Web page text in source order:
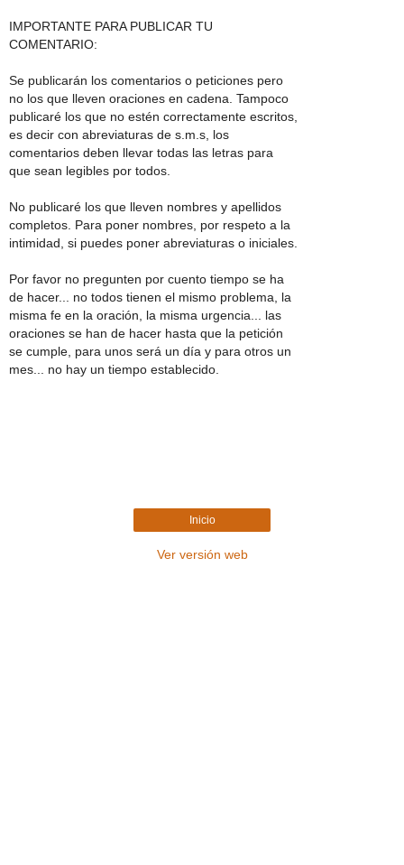
IMPORTANTE PARA PUBLICAR TU
COMENTARIO:
Se publicarán los comentarios o peticiones pero
no los que lleven oraciones en cadena. Tampoco
publicaré los que no estén correctamente escritos,
es decir con abreviaturas de s.m.s, los
comentarios deben llevar todas las letras para
que sean legibles por todos.
No publicaré los que lleven nombres y apellidos
completos. Para poner nombres, por respeto a la
intimidad, si puedes poner abreviaturas o iniciales.
Por favor no pregunten por cuento tiempo se ha
de hacer... no todos tienen el mismo problema, la
misma fe en la oración, la misma urgencia... las
oraciones se han de hacer hasta que la petición
se cumple, para unos será un día y para otros un
mes... no hay un tiempo establecido.
Inicio
Ver versión web